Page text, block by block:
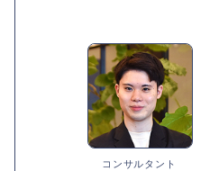
コンサルタント